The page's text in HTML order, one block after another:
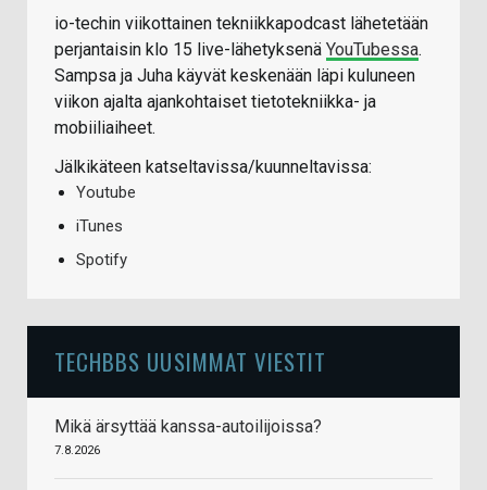
io-techin viikottainen tekniikkapodcast lähetetään
perjantaisin klo 15 live-lähetyksenä YouTubessa.
Sampsa ja Juha käyvät keskenään läpi kuluneen
viikon ajalta ajankohtaiset tietotekniikka- ja
mobiiliaiheet.
Jälkikäteen katseltavissa/kuunneltavissa:
Youtube
iTunes
Spotify
TECHBBS UUSIMMAT VIESTIT
Mikä ärsyttää kanssa-autoilijoissa?
7.8.2026